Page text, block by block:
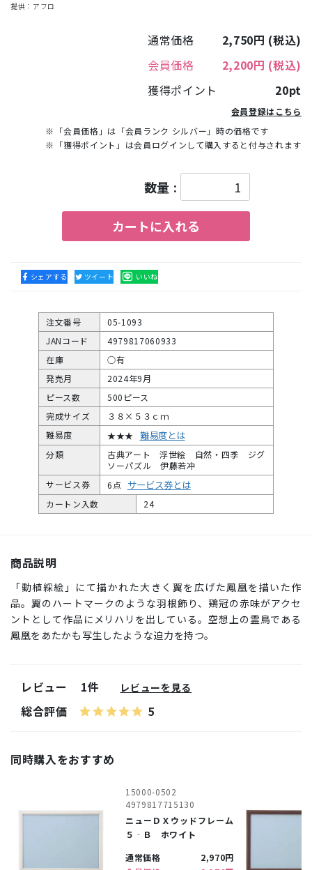
提供：アフロ
通常価格 2,750円 (税込)
会員価格
2,200円 (税込)
獲得ポイント
20pt
会員登録はこちら
※「会員価格」は「会員ランク シルバー」時の価格です
※「獲得ポイント」は会員ログインして購入すると付与されます
数量 :
カートに入れる
シェアする ツイート いいね
注文番号
05-1093
JANコード
4979817060933
在庫
○有
発売月
2024年9月
ピース数
500ピース
完成サイズ
３８×５３ｃｍ
難易度
★★★ 難易度とは
分類
古典アート 浮世絵 自然・四季 ジグ
ソーパズル 伊藤若冲
サービス券
6点 サービス券とは
カートン入数 24
商品説明
「動植綵絵」にて描かれた大きく翼を広げた鳳凰を描いた作
品。翼のハートマークのような羽根飾り、鶏冠の赤味がアクセ
ントとして作品にメリハリを出している。空想上の霊鳥である
鳳凰をあたかも写生したような迫力を持つ。
レビュー 1件 レビューを見る
総合評価 5
同時購入をおすすめ
15000-0502
4979817715130
ニューＤＸウッドフレーム
５‐Ｂ ホワイト
通常価格
2,970円